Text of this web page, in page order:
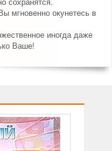
мгновенно окунетесь в
иногда даже
Ваше!